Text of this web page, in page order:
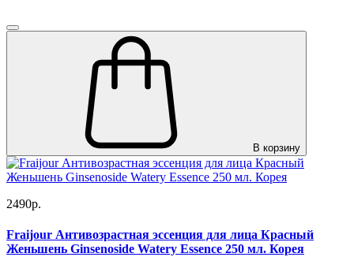
В корзину
2490р.
Fraijour Антивозрастная эссенция для лица Красный
Женьшень Ginsenoside Watery Essence 250 мл. Корея